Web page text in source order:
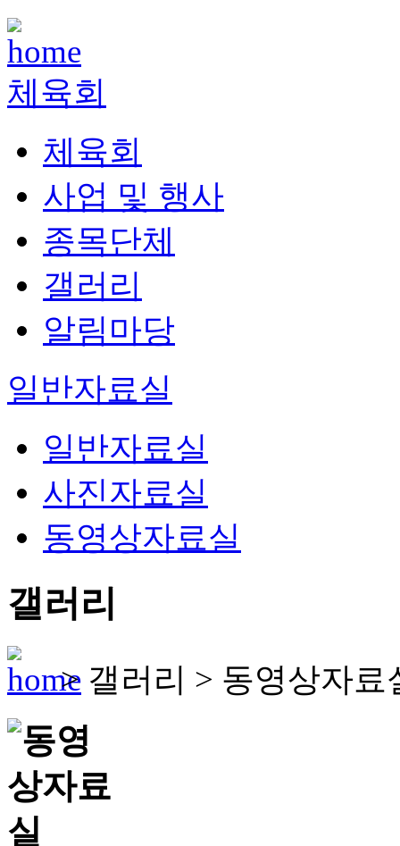
체육회
체육회
사업 및 행사
종목단체
갤러리
알림마당
일반자료실
일반자료실
사진자료실
동영상자료실
갤러리
> 갤러리 > 동영상자료